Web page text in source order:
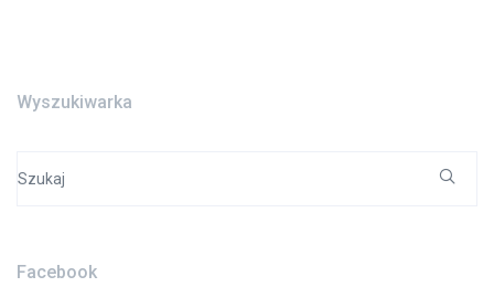
Wyszukiwarka
for:
Facebook